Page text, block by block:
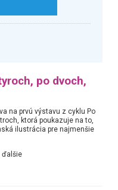
po dvoch,
na prvú výstavu z cyklu Po
ktorá poukazuje na to,
ilustrácia pre najmenšie
ďalšie